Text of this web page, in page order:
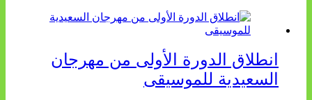
انطلاق الدورة الأولى من مهرجان
السعيدية للموسيقى